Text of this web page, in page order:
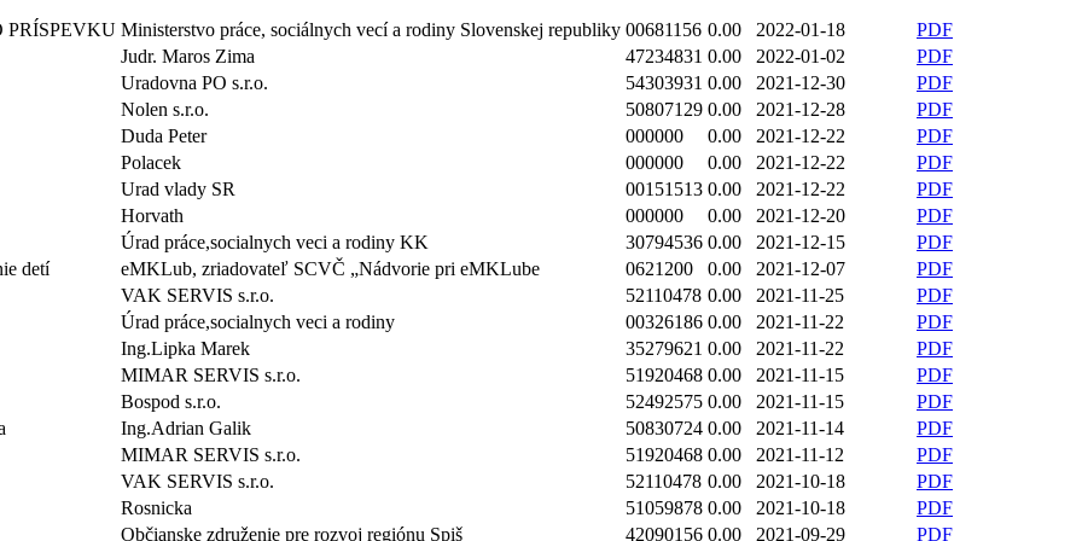
Ministerstvo práce, sociálnych vecí a rodiny Slovenskej republiky 00681156 0.00 2022-01-18
PDF
Judr. Maros Zima
47234831 0.00 2022-01-02
PDF
Uradovna PO s.r.o.
54303931 0.00 2021-12-30
PDF
Nolen s.r.o.
50807129 0.00 2021-12-28
PDF
Duda Peter
000000 0.00 2021-12-22
PDF
Polacek
000000 0.00 2021-12-22
PDF
Urad vlady SR
00151513 0.00 2021-12-22
PDF
Horvath
000000 0.00 2021-12-20
PDF
Úrad práce,socialnych veci a rodiny KK
30794536 0.00 2021-12-15
PDF
detí
eMKLub, zriadovateľ SCVČ „Nádvorie pri eMKLube 0621200 0.00 2021-12-07
PDF
VAK SERVIS s.r.o.
52110478 0.00 2021-11-25
PDF
Úrad práce,socialnych veci a rodiny
00326186 0.00 2021-11-22
PDF
Ing.Lipka Marek
35279621 0.00 2021-11-22
PDF
MIMAR SERVIS s.r.o.
51920468 0.00 2021-11-15
PDF
Bospod s.r.o.
52492575 0.00 2021-11-15
PDF
Ing.Adrian Galik 50830724 0.00 2021-11-14
PDF
MIMAR SERVIS s.r.o.
51920468 0.00 2021-11-12
PDF
VAK SERVIS s.r.o.
52110478 0.00 2021-10-18
PDF
Rosnicka
51059878 0.00 2021-10-18
PDF
Občianske združenie pre rozvoj regiónu Spiš
42090156 0.00 2021-09-29 PDF